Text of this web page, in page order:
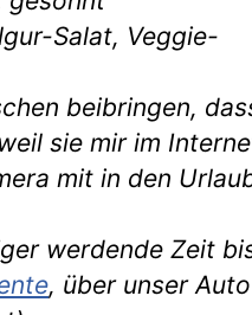
Salat, Veggie-
beibringen,
sie mir im
mit in den
werdende Zeit
, über unser